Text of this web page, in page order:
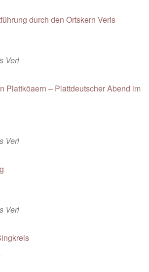
durch den Ortskern Verls
Verl
Plattköaern – Plattdeutscher Abend im
Verl
Verl